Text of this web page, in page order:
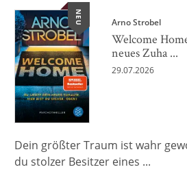
NEU Arno Strobel
Welcome
neues Zuha ...
29.07.2026
Dein größter Traum ist wahr
du stolzer Besitzer eines ...